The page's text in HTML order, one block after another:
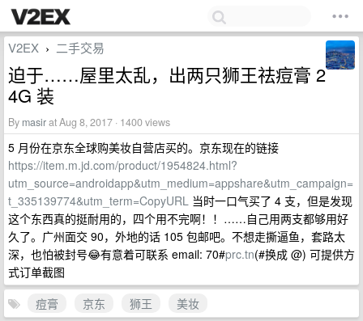
V2EX › 二手交易
迫于……屋里太乱，出两只狮王祛痘膏 2
4G 装
By masirat Aug 8, 2017 · 1400 views
5 月份在京东全球购美妆自营店买的。京东现在的链接
https://item.m.jd.com/product/1954824.html?
utm_source=androidapp&utm_medium=appshare&utm_campaign=
t_335139774&utm_term=CopyURL 当时一口气买了 4 支，但是发现
这个东西真的挺耐用的，四个用不完啊！！……自己用两支都够用好
久了。广州面交 90，外地的话 105 包邮吧。不想走撕逼鱼，套路太
深，也怕被封号😂有意着可联系 email: 70#prc.tn(#换成 @) 可提供方
式订单截图
痘膏
京东 狮王
美妆